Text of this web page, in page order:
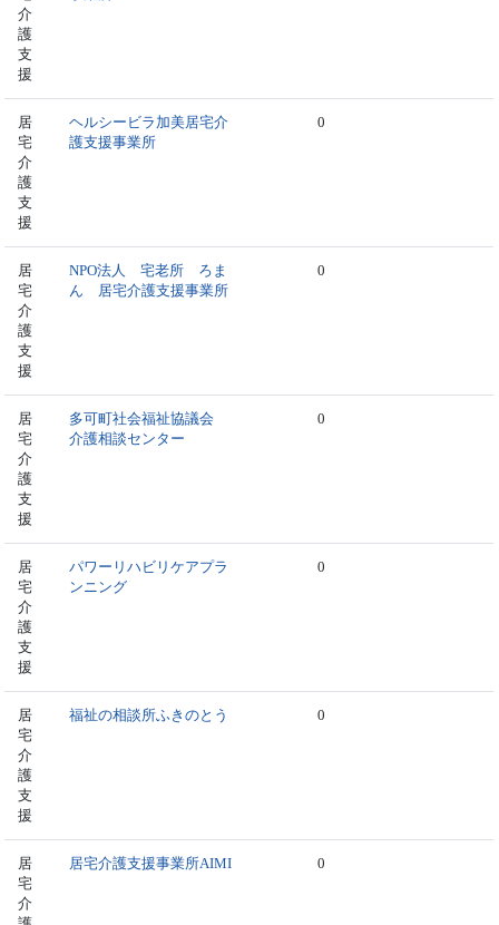
介
護
支
援
居
宅
介
護
支
援
ヘルシービラ加美居宅介
護支援事業所
0
居
宅
介
護
支
援
NPO法人 宅老所 ろま
ん 居宅介護支援事業所
0
居
宅
介
護
支
援
多可町社会福祉協議会
介護相談センター
0
居
宅
介
護
支
援
パワーリハビリケアプラ
ンニング
0
居
宅
介
護
支
援
福祉の相談所ふきのとう 0
居
宅
介
居宅介護支援事業所AIMI 0